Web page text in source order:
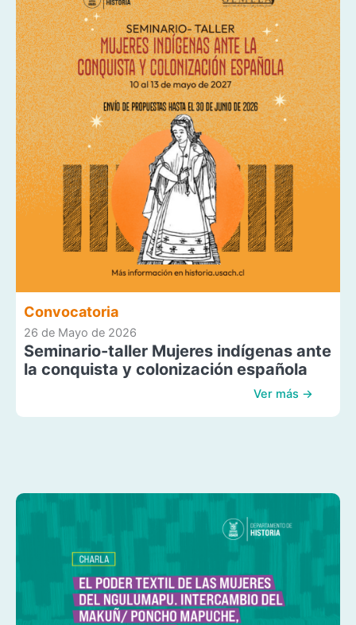
Convocatoria
26 de Mayo de 2026
Seminario-taller Mujeres indígenas ante
la conquista y colonización española
Ver más →